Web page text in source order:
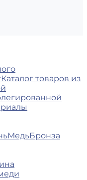
Каталог товаров из
МедьБронза